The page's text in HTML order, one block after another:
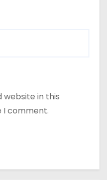
website in this
I comment.